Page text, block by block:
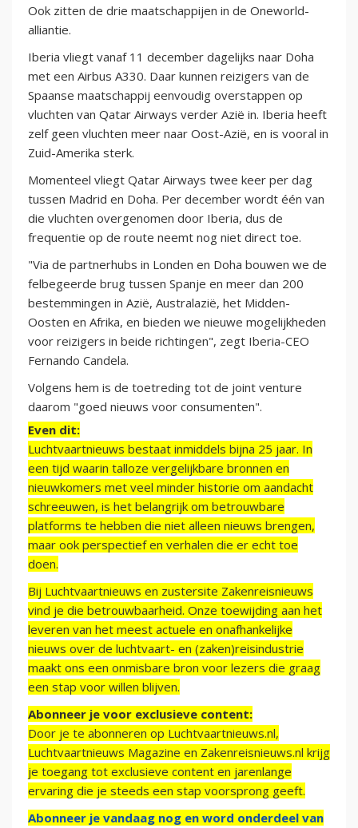
Ook zitten de drie maatschappijen in de Oneworld-
alliantie.
Iberia vliegt vanaf 11 december dagelijks naar Doha
met een Airbus A330. Daar kunnen reizigers van de
Spaanse maatschappij eenvoudig overstappen op
vluchten van Qatar Airways verder Azië in. Iberia heeft
zelf geen vluchten meer naar Oost-Azië, en is vooral in
Zuid-Amerika sterk.
Momenteel vliegt Qatar Airways twee keer per dag
tussen Madrid en Doha. Per december wordt één van
die vluchten overgenomen door Iberia, dus de
frequentie op de route neemt nog niet direct toe.
"Via de partnerhubs in Londen en Doha bouwen we de
felbegeerde brug tussen Spanje en meer dan 200
bestemmingen in Azië, Australazië, het Midden-
Oosten en Afrika, en bieden we nieuwe mogelijkheden
voor reizigers in beide richtingen", zegt Iberia-CEO
Fernando Candela.
Volgens hem is de toetreding tot de joint venture
daarom "goed nieuws voor consumenten".
Even dit:
Luchtvaartnieuws bestaat inmiddels bijna 25 jaar. In
een tijd waarin talloze vergelijkbare bronnen en
nieuwkomers met veel minder historie om aandacht
schreeuwen, is het belangrijk om betrouwbare
platforms te hebben die niet alleen nieuws brengen,
maar ook perspectief en verhalen die er echt toe
doen.
Bij Luchtvaartnieuws en zustersite Zakenreisnieuws
vind je die betrouwbaarheid. Onze toewijding aan het
leveren van het meest actuele en onafhankelijke
nieuws over de luchtvaart- en (zaken)reisindustrie
maakt ons een onmisbare bron voor lezers die graag
een stap voor willen blijven.
Abonneer je voor exclusieve content:
Door je te abonneren op Luchtvaartnieuws.nl,
Luchtvaartnieuws Magazine en Zakenreisnieuws.nl krijg
je toegang tot exclusieve content en jarenlange
ervaring die je steeds een stap voorsprong geeft.
Abonneer je vandaag nog en word onderdeel van